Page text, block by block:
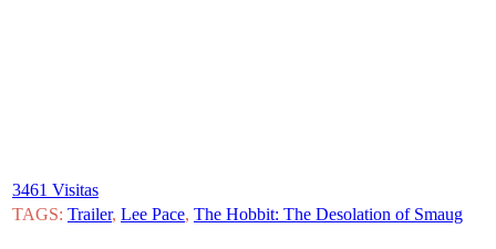
3461 Visitas
TAGS: Trailer, Lee Pace, The Hobbit: The Desolation of Smaug